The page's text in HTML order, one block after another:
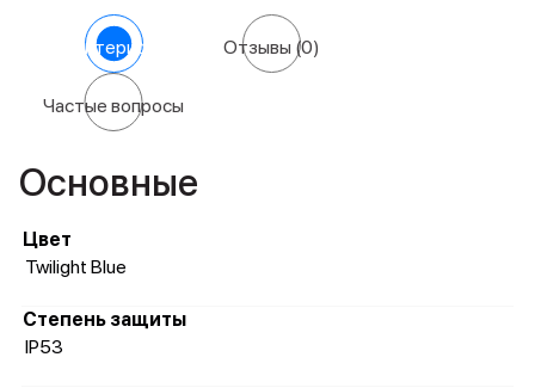
Характеристики Отзывы (0)
Частые вопросы
Основные
Цвет
Twilight Blue
Степень защиты
IP53